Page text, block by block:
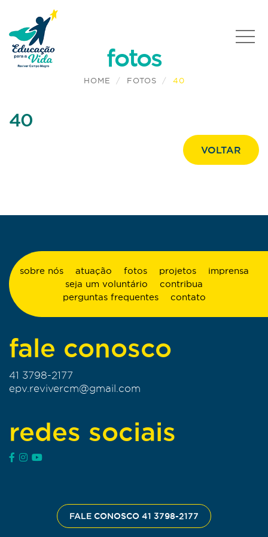
fotos
HOME FOTOS 40
40
VOLTAR
sobre nós atuação fotos projetos
imprensa
seja um voluntário
contribua
perguntas frequentes
contato
fale conosco
41 3798-2177
epv.revivercm@gmail.com
redes sociais
FALE CONOSCO 41 3798-2177